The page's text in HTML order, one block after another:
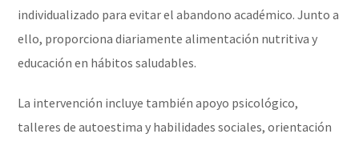
individualizado para evitar el abandono académico. Junto a
ello, proporciona diariamente alimentación nutritiva y
educación en hábitos saludables.
La intervención incluye también apoyo psicológico,
talleres de autoestima y habilidades sociales, orientación